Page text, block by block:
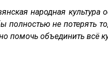
народная культура
полностью не потерять
помочь объединить всё